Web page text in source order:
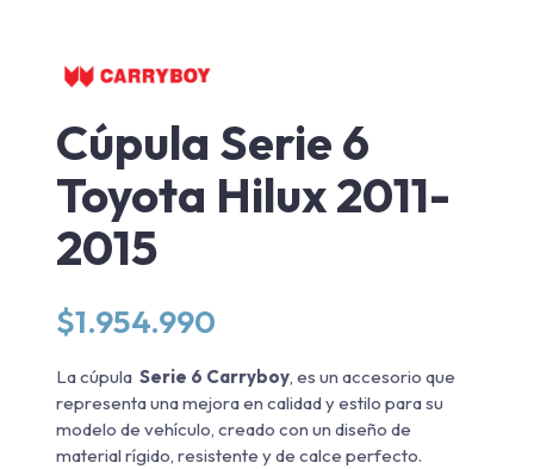
Cúpula Serie 6
Toyota Hilux 2011-
2015
$1.954.990
La cúpula Serie 6 Carryboy, es un accesorio que
representa una mejora en calidad y estilo para su
modelo de vehículo, creado con un diseño de
material rígido, resistente y de calce perfecto.